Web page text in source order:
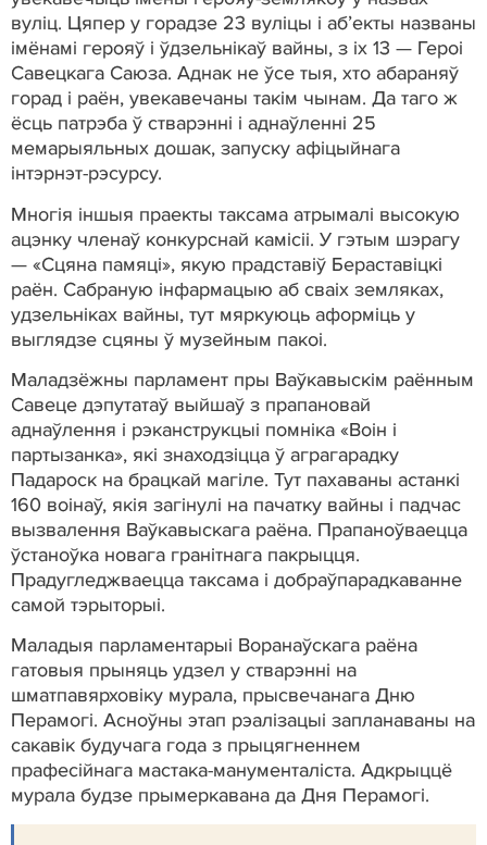
вуліц. Цяпер у горадзе 23 вуліцы і аб’екты названы
імёнамі герояў і ўдзельнікаў вайны, з іх 13 — Героі
Савецкага Саюза. Аднак не ўсе тыя, хто абараняў
горад і раён, увекавечаны такім чынам. Да таго ж
ёсць патрэба ў стварэнні і аднаўленні 25
мемарыяльных дошак, запуску афіцыйнага
інтэрнэт-рэсурсу.
Многія іншыя праекты таксама атрымалі высокую
ацэнку членаў конкурснай камісіі. У гэтым шэрагу
— «Сцяна памяці», якую прадставіў Бераставіцкі
раён. Сабраную інфармацыю аб сваіх земляках,
удзельніках вайны, тут мяркуюць аформіць у
выглядзе сцяны ў музейным пакоі.
Маладзёжны парламент пры Ваўкавыскім раённым
Савеце дэпутатаў выйшаў з прапановай
аднаўлення і рэканструкцыі помніка «Воін і
партызанка», які знаходзіцца ў аграгарадку
Падароск на брацкай магіле. Тут пахаваны астанкі
160 воінаў, якія загінулі на пачатку вайны і падчас
вызвалення Ваўкавыскага раёна. Прапаноўваецца
ўстаноўка новага гранітнага пакрыцця.
Прадугледжваецца таксама і добраўпарадкаванне
самой тэрыторыі.
Маладыя парламентарыі Воранаўскага раёна
гатовыя прыняць удзел у стварэнні на
шматпавярховіку мурала, прысвечанага Дню
Перамогі. Асноўны этап рэалізацыі запланаваны на
сакавік будучага года з прыцягненнем
прафесійнага мастака-манументаліста. Адкрыццё
мурала будзе прымеркавана да Дня Перамогі.